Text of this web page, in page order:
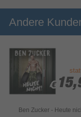
11. Alles Was Du
12. Du
13. Lieb Mich
Andere
€
€
Ben Zucker - Heute